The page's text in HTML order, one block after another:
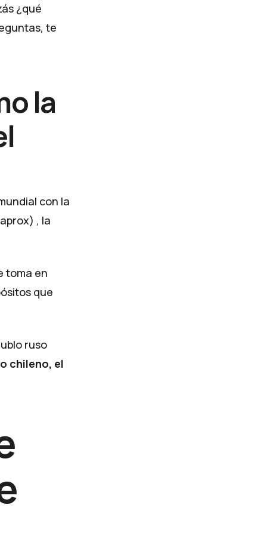
¿qué
te
la
con la
, la
toma en
que
ruso
chileno, el